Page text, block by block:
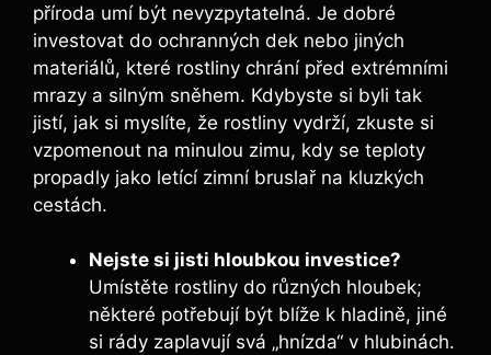
příroda umí být nevyzpytatelná. Je dobré
investovat do ochranných dek nebo jiných
materiálů, které rostliny chrání před extrémními
mrazy a silným sněhem. Kdybyste si byli tak
jistí, jak si myslíte, že rostliny vydrží, zkuste si
vzpomenout na minulou zimu, kdy se teploty
propadly jako letící zimní bruslař na kluzkých
cestách.
Nejste si jisti hloubkou investice?
Umístěte rostliny do různých hloubek;
některé potřebují být blíže k hladině, jiné
si rády zaplavují svá „hnízda“ v hlubinách.